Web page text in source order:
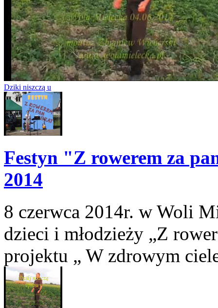
Dziki niszczą u
Festyn "Z rowerem za
2014
8 czerwca 2014r. w Woli
dzieci i młodzieży „Z
projektu „ W zdrowym